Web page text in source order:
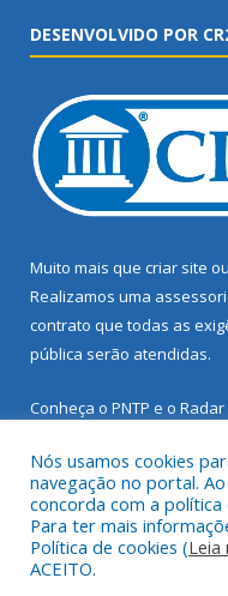
DESENVOLVIDO POR
Muito mais que criar site ou
Realizamos uma
contrato que todas as
pública serão atendidas.
Conheça o PNTP e o
Todos os direitos
Nós usamos cookies
navegação no portal.
concorda com a
Para ter mais
Política de cookies (Leia
ACEITO.